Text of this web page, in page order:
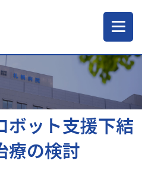
ボット支援下結
療の検討